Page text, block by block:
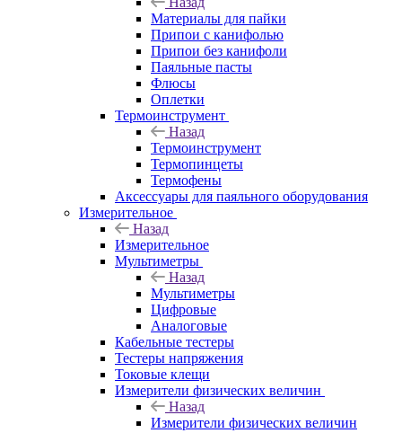
Материалы для пайки
Припои с канифолью
Припои без канифоли
Паяльные пасты
Флюсы
Оплетки
Термоинструмент
Назад
Термоинструмент
Термопинцеты
Термофены
Аксессуары для паяльного оборудования
Измерительное
Назад
Измерительное
Мультиметры
Назад
Мультиметры
Цифровые
Аналоговые
Кабельные тестеры
Тестеры напряжения
Токовые клещи
Измерители физических величин
Назад
Измерители физических величин